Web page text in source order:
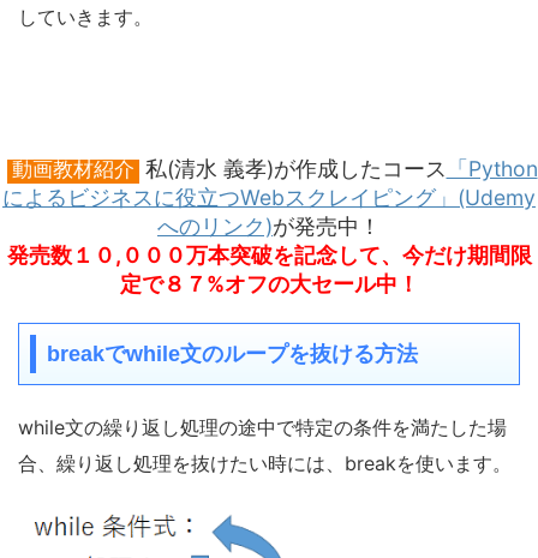
していきます。
動画教材紹介 私(清水 義孝)が作成したコース 「Python
によるビジネスに役立つWebスクレイピング」(Udemy
へのリンク)が発売中！
発売数１０,０００万本突破を記念して、今だけ期間限
定で８７%オフの大セール中！
breakでwhile文のループを抜ける方法
while文の繰り返し処理の途中で特定の条件を満たした場
合、繰り返し処理を抜けたい時には、breakを使います。